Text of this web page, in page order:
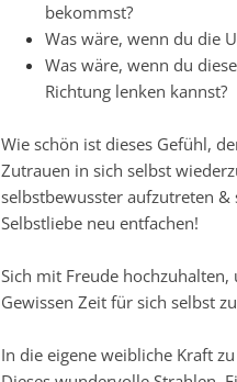
bekommst?
Was wäre, wenn du die
Was wäre, wenn du
Richtung lenken kannst?
Wie schön ist dieses Gefühl,
Zutrauen in sich selbst
selbstbewusster aufzutreten
Selbstliebe neu entfachen!
Sich mit Freude
Gewissen Zeit für sich selbst
In die eigene weibliche Kraft